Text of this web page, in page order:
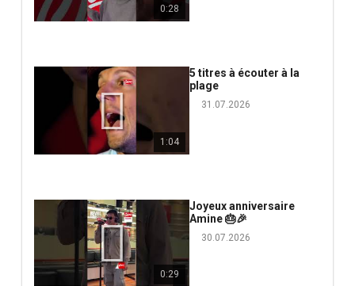
0:28
1:04
5 titres à écouter à la
plage
31.07.2026
0:29
Joyeux anniversaire
Amine 🎂🎉
30.07.2026